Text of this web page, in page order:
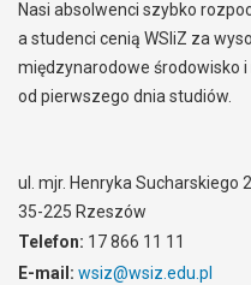
Nasi absolwenci szybko
a studenci cenią WSIiZ za
międzynarodowe środowisko
od pierwszego dnia studiów.
ul. mjr. Henryka Sucharskiego 2
35-225 Rzeszów
Telefon: 17 866 11 11
E-mail: wsiz@wsiz.edu.pl